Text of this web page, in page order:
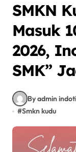
SMKN
Masuk
2026,
SMK”
By admin
#Smkn kudu